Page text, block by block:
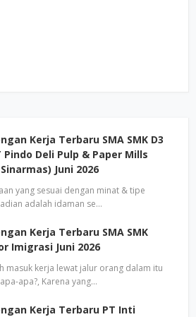
Kerja Terbaru SMA SMK D3
Pindo Deli Pulp & Paper Mills
Juni 2026
yang sesuai dengan minat & tipe
adalah idaman se…
Kerja Terbaru SMA SMK
Imigrasi Juni 2026
masuk kerja lewat jalur orang dalam itu
apa?, Karena yang…
Kerja Terbaru PT Inti